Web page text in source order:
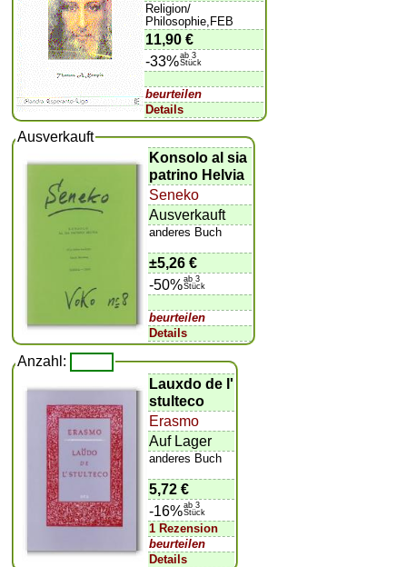
Religion/
Philosophie,FEB
11,90 €
-33%ab 3
Stück
beurteilen
Details
Ausverkauft
Konsolo al sia
patrino Helvia
Seneko
Ausverkauft
anderes Buch
±5,26 €
-50%ab 3
Stück
beurteilen
Details
Anzahl:
Lauxdo de l'
stulteco
Erasmo
Auf Lager
anderes Buch
5,72 €
-16%ab 3
Stück
1 Rezension
beurteilen
Details